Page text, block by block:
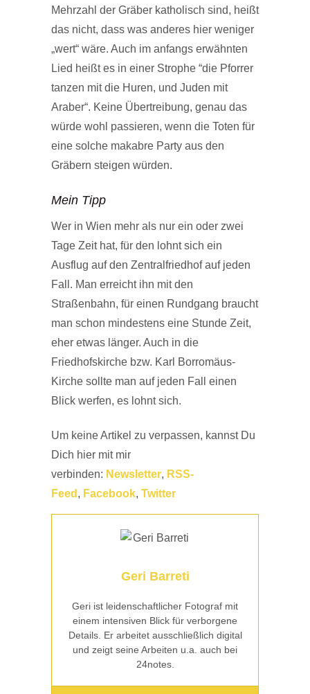
Mehrzahl der Gräber katholisch sind, heißt
das nicht, dass was anderes hier weniger
„wert“ wäre. Auch im anfangs erwähnten
Lied heißt es in einer Strophe “die Pforrer
tanzen mit die Huren, und Juden mit
Araber“. Keine Übertreibung, genau das
würde wohl passieren, wenn die Toten für
eine solche makabre Party aus den
Gräbern steigen würden.
Mein Tipp
Wer in Wien mehr als nur ein oder zwei
Tage Zeit hat, für den lohnt sich ein
Ausflug auf den Zentralfriedhof auf jeden
Fall. Man erreicht ihn mit den
Straßenbahn, für einen Rundgang braucht
man schon mindestens eine Stunde Zeit,
eher etwas länger. Auch in die
Friedhofskirche bzw. Karl Borromäus-
Kirche sollte man auf jeden Fall einen
Blick werfen, es lohnt sich.
Um keine Artikel zu verpassen, kannst Du
Dich hier mit mir
verbinden: Newsletter, RSS-
Feed , Facebook, Twitter
Geri Barreti
Geri ist leidenschaftlicher Fotograf mit
einem intensiven Blick für verborgene
Details. Er arbeitet ausschließlich digital
und zeigt seine Arbeiten u.a. auch bei
24notes.